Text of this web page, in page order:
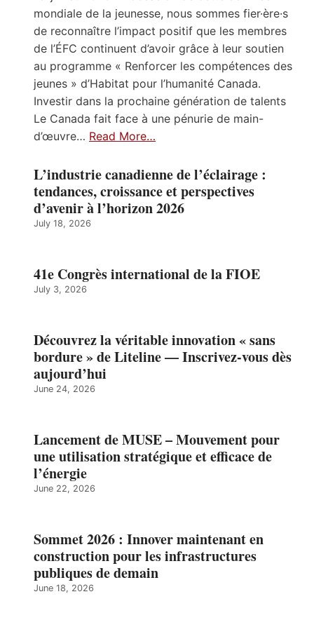
mondiale de la jeunesse, nous sommes fier·ère·s
de reconnaître l’impact positif que les membres
de l’ÉFC continuent d’avoir grâce à leur soutien
au programme « Renforcer les compétences des
jeunes » d’Habitat pour l’humanité Canada.
Investir dans la prochaine génération de talents
Le Canada fait face à une pénurie de main-
d’œuvre… Read More…
L’industrie canadienne de l’éclairage :
tendances, croissance et perspectives
d’avenir à l’horizon 2026
July 18, 2026
41e Congrès international de la FIOE
July 3, 2026
Découvrez la véritable innovation « sans
bordure » de Liteline — Inscrivez-vous dès
aujourd’hui
June 24, 2026
Lancement de MUSE – Mouvement pour
une utilisation stratégique et efficace de
l’énergie
June 22, 2026
Sommet 2026 : Innover maintenant en
construction pour les infrastructures
publiques de demain
June 18, 2026